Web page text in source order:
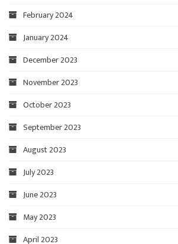
February 2024
January 2024
December 2023
November 2023
October 2023
September 2023
August 2023
July 2023
June 2023
May 2023
April 2023